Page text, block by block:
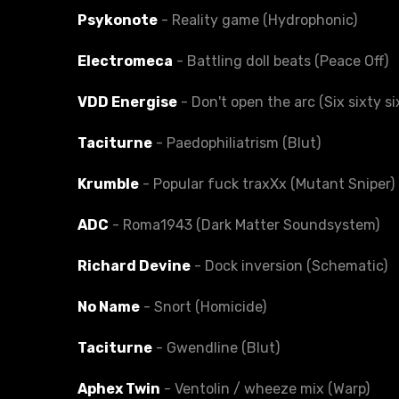
Psykonote - Reality game (Hydrophonic)
Electromeca - Battling doll beats (Peace Off)
VDD Energise - Don't open the arc (Six sixty
Taciturne - Paedophiliatrism (Blut)
Krumble - Popular fuck traxXx (Mutant Sniper)
ADC - Roma1943 (Dark Matter Soundsystem)
Richard Devine - Dock inversion (Schematic)
No Name - Snort (Homicide)
Taciturne - Gwendline (Blut)
Aphex Twin - Ventolin / wheeze mix (Warp)